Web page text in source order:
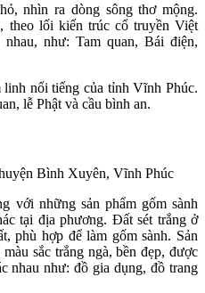
nhìn ra dòng sông thơ mộng.
theo lối kiến trúc cổ truyền Việt
như: Tam quan, Bái điện,
nổi tiếng của tỉnh Vĩnh Phúc.
lễ Phật và cầu bình an.
Bình Xuyên, Vĩnh Phúc
với những sản phẩm gốm sành
tại địa phương. Đất sét trắng ở
phù hợp để làm gốm sành. Sản
sắc trắng ngà, bền đẹp, được
nhau như: đồ gia dụng, đồ trang